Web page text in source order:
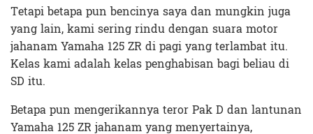
Tetapi betapa pun bencinya saya dan mungkin juga
yang lain, kami sering rindu dengan suara motor
jahanam Yamaha 125 ZR di pagi yang terlambat itu.
Kelas kami adalah kelas penghabisan bagi beliau di
SD itu.
Betapa pun mengerikannya teror Pak D dan lantunan
Yamaha 125 ZR jahanam yang menyertainya,